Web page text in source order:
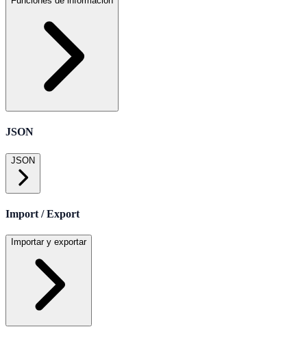
JSON
JSON
Import / Export
Importar y exportar